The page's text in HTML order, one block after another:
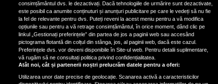
Oana Roman, achiziție după
achiziție. Suma exorbitantă pe
care a scos-o din buzunar pentru o
pereche de ochelari de soare și un
parfum
consimțământul dvs. le dezactivați. Dacă tehnologiile de urmărire sunt dezactivate,
este posibil ca anumite conținuturi și anunțuri publicitare pe care le vedeți să nu fie
la fel de relevante pentru dvs. Puteți reveni la acest meniu pentru a vă modifica
opțiunile sau pentru a vă retrage consimțământul, în orice moment, dând clic pe
linkul „Gestionați preferințele” din partea de jos a paginii web sau accesând
pictograma flotantă din colțul din stânga, jos, al paginii web, dacă este cazul.
Preferințele dvs. vor deveni disponibile în Site-ul web. Pentru detalii suplimentare,
vă rugăm să ne consultați politica privind confidențialitatea.
Atât noi, cât și partenerii noștri prelucrăm datele pentru a oferi:
Utilizarea unor date precise de geolocație. Scanarea activă a caracteristicilor